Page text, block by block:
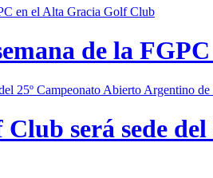
de la
será sede